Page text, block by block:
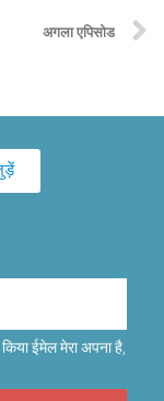
अगला एपिसोड
ईमेल मेरा अपना है,